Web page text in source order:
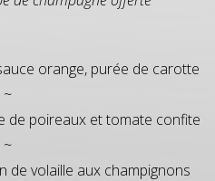
orange, purée de carotte
~
de poireaux et tomate confite
~
de volaille aux champignons